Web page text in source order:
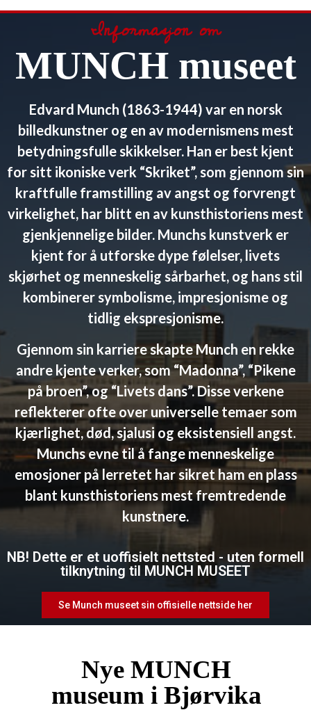
Informasjon om
MUNCH museet
Edvard Munch (1863-1944) var en norsk
billedkunstner og en av modernismens mest
betydningsfulle skikkelser. Han er best kjent
for sitt ikoniske verk “Skriket”, som gjennom sin
kraftfulle framstilling av angst og forvrengt
virkelighet, har blitt en av kunsthistoriens mest
gjenkjennelige bilder. Munchs kunstverk er
kjent for å utforske dype følelser, livets
skjørhet og menneskelig sårbarhet, og hans stil
kombinerer symbolisme, impresjonisme og
tidlig ekspresjonisme.
Gjennom sin karriere skapte Munch en rekke
andre kjente verker, som “Madonna”, “Pikene
på broen”, og “Livets dans”. Disse verkene
reflekterer ofte over universelle temaer som
kjærlighet, død, sjalusi og eksistensiell angst.
Munchs evne til å fange menneskelige
emosjoner på lerretet har sikret ham en plass
blant kunsthistoriens mest fremtredende
kunstnere.
NB! Dette er et uoffisielt nettsted - uten formell
tilknytning til MUNCH MUSEET
Se Munch museet sin offisielle nettside her
Nye MUNCH
museum i Bjørvika